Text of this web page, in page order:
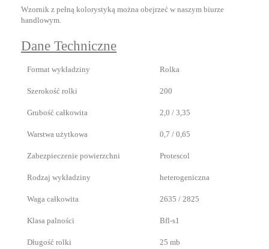
Wzornik z pełną kolorystyką można obejrzeć w naszym biurze
handlowym.
Dane Techniczne
Format wykładziny Rolka
Szerokość rolki 200
Grubość całkowita 2,0 / 3,35
Warstwa użytkowa 0,7 / 0,65
Zabezpieczenie powierzchni Protescol
Rodzaj wykładziny heterogeniczna
Waga całkowita 2635 / 2825
Klasa palności Bfl-s1
Długość rolki 25 mb